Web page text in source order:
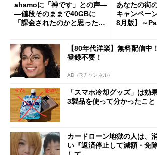
ahamoに「神です」との声―
―値段そのままで40GBに
「課金されたのかと思った」
あなたの街
キャンペー
8月版】～
【80年代洋楽】無料配信中
登録不要！
AD（Rチャンネル）
「スマホ冷却グッズ」は
3製品を使って分かったこと
カードローン地獄の人は、
い『返済停止して減額・免